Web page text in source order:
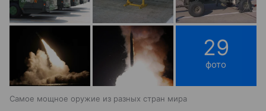
29
фото
Самое мощное оружие из разных стран мира